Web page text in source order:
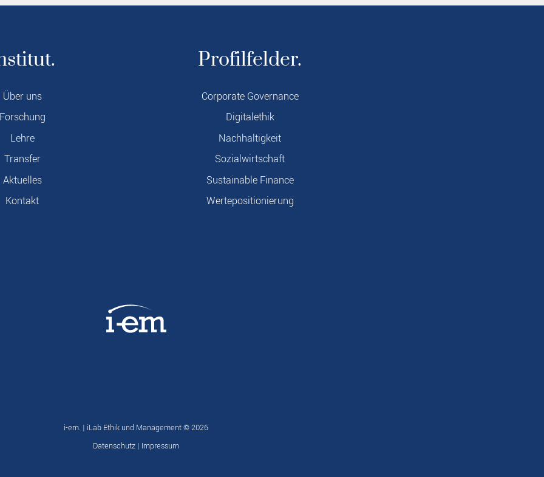
Über uns
Lehre
Transfer
Aktuelles
Kontakt
Profilfelder.
Corporate Governance
Digitalethik
Nachhaltigkeit
Sozialwirtschaft
Sustainable Finance
Wertepositionierung
i-em. | iLab Ethik und Management ©2026
Datenschutz | Impressum